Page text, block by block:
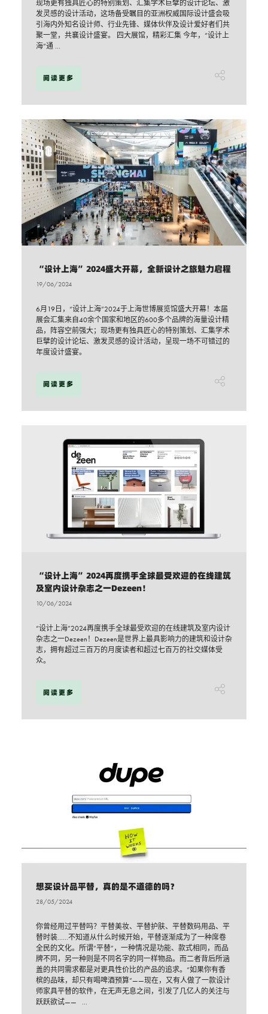
现场更有独具匠心的特别策划、汇集学术巨擘的设计论坛、激
发灵感的设计活动，这场备受瞩目的亚洲权威国际设计盛会吸
引海内外知名设计师、行业先锋、媒体伙伴及设计爱好者们共
聚一堂，共襄设计盛宴。 四大展馆，精彩汇集 今年，“设计上
海”通 ...
阅读更多
“设计上海”2024盛大开幕，全新设计之旅魅力启程
19/06/2024
6月19日，“设计上海”2024于上海世博展览馆盛大开幕！本届
展会汇集来自40余个国家和地区的600多个品牌的海量设计精
品，阵容空前强大；现场更有独具匠心的特别策划、汇集学术
巨擘的设计论坛、激发灵感的设计活动，呈现一场不可错过的
年度设计盛宴。
阅读更多
“设计上海”2024再度携手全球最受欢迎的在线建筑
及室内设计杂志之一Dezeen！
10/06/2024
“设计上海”2024再度携手全球最受欢迎的在线建筑及室内设计
杂志之一Dezeen！Dezeen是世界上最具影响力的建筑和设计杂
志，拥有超过三百万的月度读者和超过七百万的社交媒体受
众。
阅读更多
想买设计品平替，真的是不道德的吗？
28/05/2024
你曾经用过平替吗？平替美妆、平替护肤、平替数码用品、平
替时装……不知道从什么时候开始，平替逐渐成为了一种席卷
全民的文化。所谓“平替”，一种情况是功能、款式相同，而品
牌不同，另一种则是不同名字的同一样物品。而二者背后所涵
盖的共同需求都是对更具性价比的产品的追求。“如果你有香
槟的品味，却只有喝啤酒预算”——现在，又有人做了一款设计
师家具平替的软件，在无声无息之间，引发了几亿人的关注与
跃跃欲试—— ...